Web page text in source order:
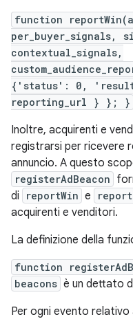
function
per_buyer_signals,
contextual_signals,
{'status': 0,
reporting_url } }; }
Inoltre, acquirenti e
registrarsi per ricevere
annuncio. A questo
registerAdBeacon
di
reportWin e
acquirenti e venditori.
La definizione della
function
beacons è un dettato
Per ogni evento relativo